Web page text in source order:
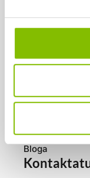
Ezagutu
Nor garen
Prentsa-aretoa
Bloga